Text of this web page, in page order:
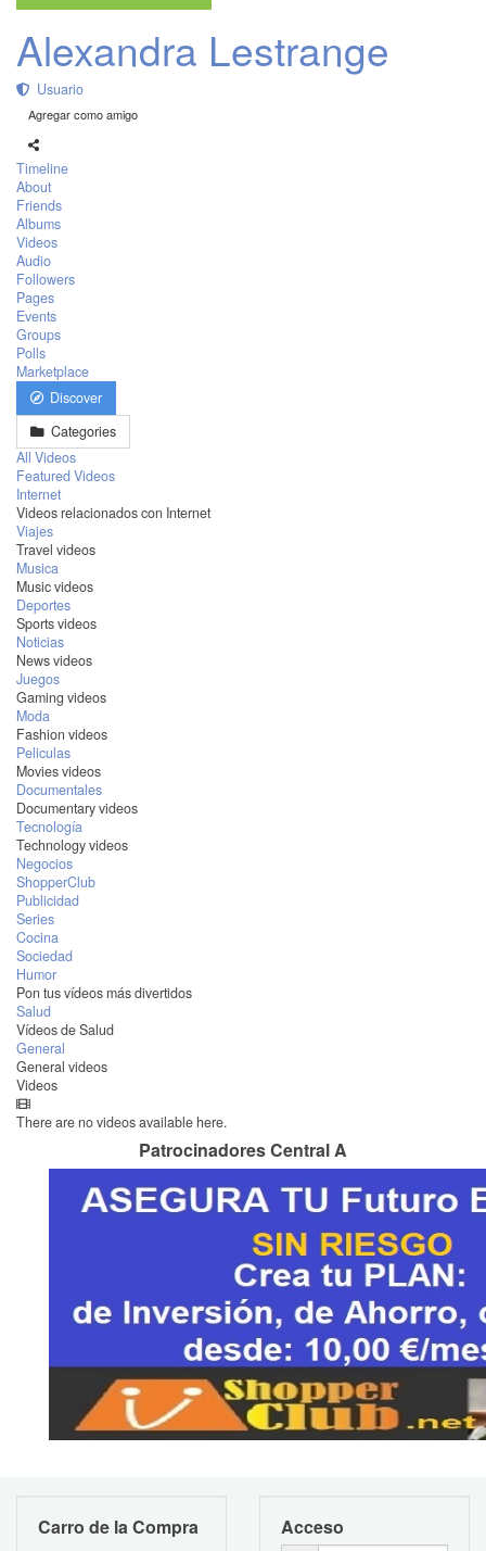
Alexandra Lestrange
Usuario
Agregar como amigo
Timeline
About
Friends
Albums
Videos
Audio
Followers
Pages
Events
Groups
Polls
Marketplace
Discover
Categories
All Videos
Featured Videos
Internet
Videos relacionados con Internet
Viajes
Travel videos
Musica
Music videos
Deportes
Sports videos
Noticias
News videos
Juegos
Gaming videos
Moda
Fashion videos
Peliculas
Movies videos
Documentales
Documentary videos
Tecnología
Technology videos
Negocios
ShopperClub
Publicidad
Series
Cocina
Sociedad
Humor
Pon tus vídeos más divertidos
Salud
Vídeos de Salud
General
General videos
Videos
There are no videos available here.
Patrocinadores Central A
Carro de la Compra Acceso